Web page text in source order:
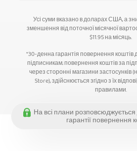
Усі суми вказано в доларах США, а
зменшення від поточної місячної
$11.95на місяць.
*30-денна гарантія повернення
підписникам; повернення коштів за
через сторонні магазини застосунків
Store), здійснюється згідно з їх
правилами.
На всі плани
гарантії повернення